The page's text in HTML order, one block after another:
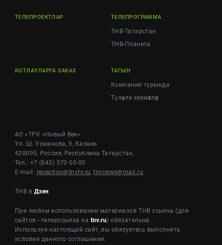
ТЕЛЕПРОЕКТЛАР ТЕЛЕПРОГРАММА
ТНВ-Татарстан
ТНВ-Планета
КОТЛАУЛАРГА ЗАКАЗ ТАГЫН
Компания турында
Түләүле хезмәтләр
АО «ТРК «Новый Век»
Ул. Ш. Усманова, 9, Казань
420095, Россия, Республика Татарстан,
Тел.: +7 (843) 570-50-00
E-mail: reception@tnvtv.ru,tnvnews@mail.ru
ТНВ в Дзен
При любом использовании материалов ТНВ ссылка (для
сайтов - гиперссылка на tnv.ru) обязательна.
Используя настоящий сайт, вы обязуетесь выполнять
условия данного соглашения.